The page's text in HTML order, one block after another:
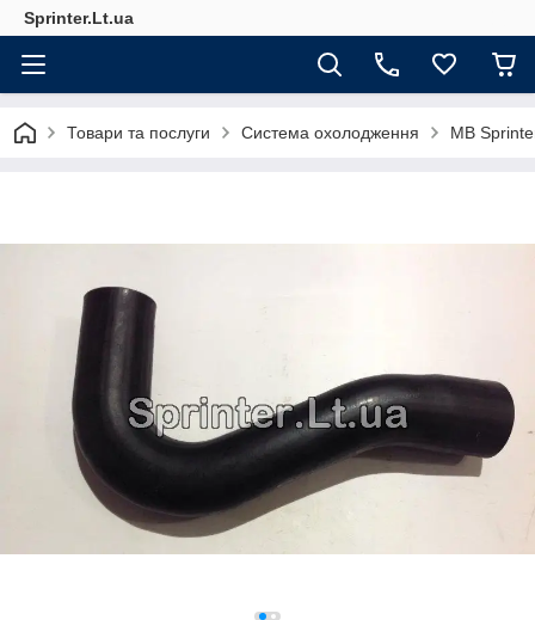
Sprinter.Lt.ua
Товари та послуги Система охолодження MB